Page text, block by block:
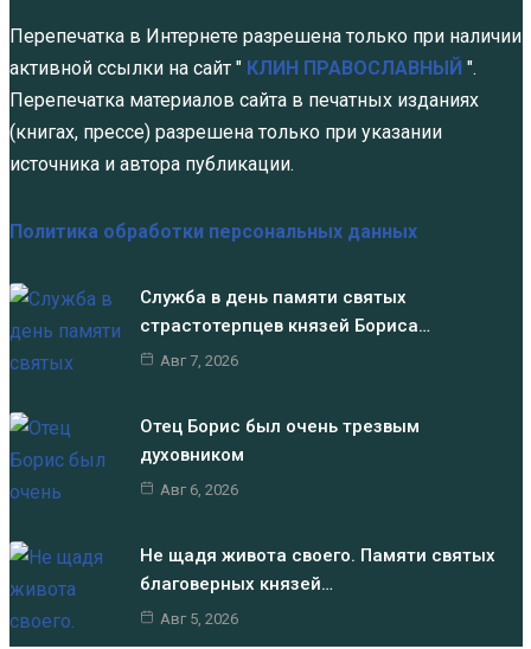
Перепечатка в Интернете разрешена только при наличии
активной ссылки на сайт " КЛИН ПРАВОСЛАВНЫЙ ".
Перепечатка материалов сайта в печатных изданиях
(книгах, прессе) разрешена только при указании
источника и автора публикации.
Политика обработки персональных данных
Служба в день памяти святых
страстотерпцев князей Бориса…
Авг 7, 2026
Отец Борис был очень трезвым
духовником
Авг 6, 2026
Не щадя живота своего. Памяти святых
благоверных князей…
Авг 5, 2026